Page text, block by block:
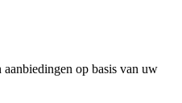
aanbiedingen op basis van uw